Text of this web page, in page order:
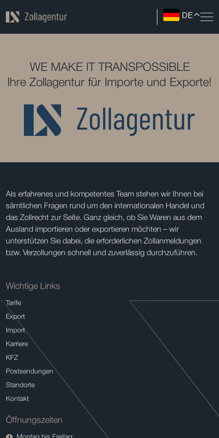
DE
WE MAKE IT TRANSPOSSIBLE
Ihre Zollagentur für Importe und Exporte!
Als erfahrenes und kompetentes Team stehen wir Ihnen bei
sämtlichen Fragen rund um den internationalen Handel und
das Zollrecht zur Seite. Ganz gleich, ob Sie Waren aus dem
Ausland importieren oder exportieren möchten – wir
unterstützen Sie dabei, die erforderlichen Zollanmeldungen
bzw. Verzollungen schnell und zuverlässig durchzuführen.
Wichtige Links
Tarife
Export
Import
Karriere
KFZ
Postsendungen
Standorte
Kontakt
Öffnungszeiten